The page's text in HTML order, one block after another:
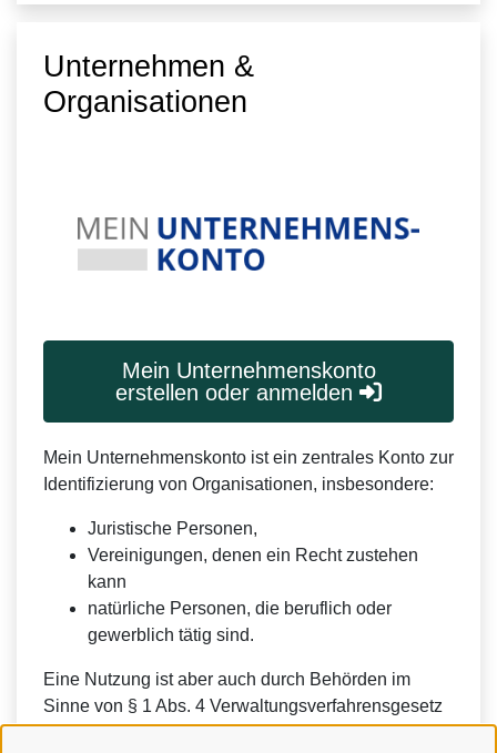
Unternehmen &
Organisationen
Mein Unternehmenskonto
erstellen oder anmelden
Mein Unternehmenskonto ist ein zentrales Konto zur
Identifizierung von Organisationen, insbesondere:
Juristische Personen,
Vereinigungen, denen ein Recht zustehen
kann
natürliche Personen, die beruflich oder
gewerblich tätig sind.
Eine Nutzung ist aber auch durch Behörden im
Sinne von § 1 Abs. 4 Verwaltungsverfahrensgesetz
(VwVfG) möglich.